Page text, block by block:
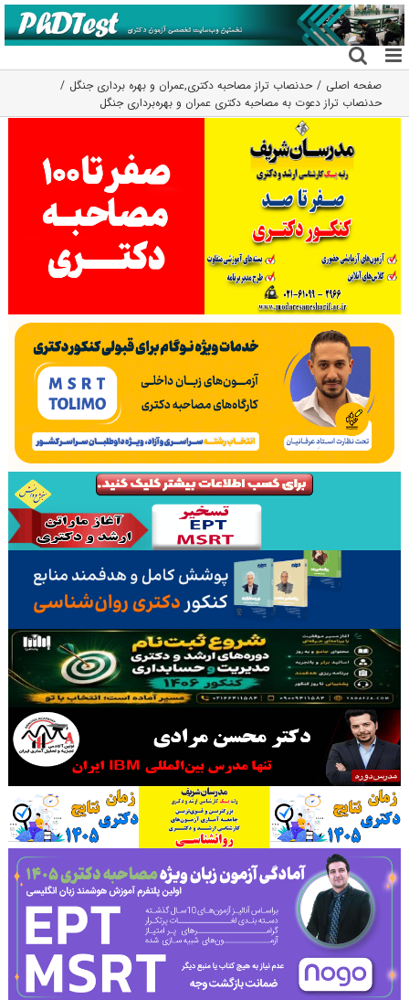
رفتن
به
محتوا
صفحه اصلی حدنصاب تراز مصاحبه دکتری,عمران و بهره برداری جنگل
حدنصاب تراز دعوت به مصاحبه دکتری عمران و بهره‌برداری جنگل